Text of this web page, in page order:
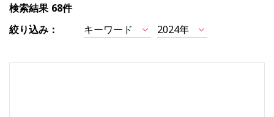
検索結果 68件
絞り込み：
キーワード 2024年